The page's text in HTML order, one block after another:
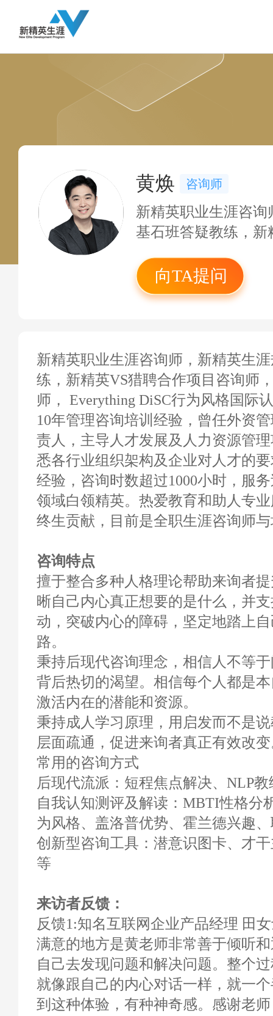
黄焕 咨询师
新精英职业生涯咨
基石班答疑教练，新
Everything DiSC行
对一生涯咨询时数超
向TA提问
新精英职业生涯咨询师，新精英生
练，新精英VS猎聘合作项目咨询师
师， Everything DiSC行为风格国际
10年管理咨询培训经验，曾任外资
责人，主导人才发展及人力资源管
悉各行业组织架构及企业对人才的
经验，咨询时数超过1000小时，服
领域白领精英。热爱教育和助人专
终生贡献，目前是全职生涯咨询师
咨询特点
擅于整合多种人格理论帮助来询者
晰自己内心真正想要的是什么，并
动，突破内心的障碍，坚定地踏上
路。
秉持后现代咨询理念，相信人不等
背后热切的渴望。相信每个人都是
激活内在的潜能和资源。
秉持成人学习原理，用启发而不是
层面疏通，促进来询者真正有效改
常用的咨询方式
后现代流派：短程焦点解决、NLP
自我认知测评及解读：MBTI性格分
为风格、盖洛普优势、霍兰德兴趣
创新型咨询工具：潜意识图卡、才
等
来访者反馈：
反馈1:知名互联网企业产品经理 田
满意的地方是黄老师非常善于倾听
自己去发现问题和解决问题。整个
就像跟自己的内心对话一样，就一
到这种体验，有种神奇感。感谢老